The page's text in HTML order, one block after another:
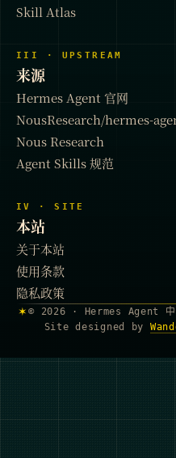
Skill Atlas
III · UPSTREAM
来源
Hermes Agent 官网
NousResearch/hermes-
Nous Research
Agent Skills 规范
IV · SITE
本站
关于本站
使用条款
隐私政策
✶© 2026 · Hermes Agent
Site designed by